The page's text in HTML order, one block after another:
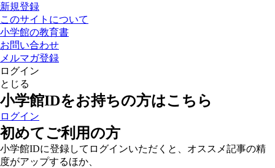
新規登録
このサイトについて
小学館の教育書
お問い合わせ
メルマガ登録
ログイン
とじる
小学館IDをお持ちの方はこちら
ログイン
初めてご利用の方
小学館IDに登録してログインいただくと、オススメ記事の精
度がアップするほか、